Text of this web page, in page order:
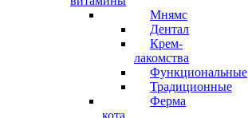
Мнямс
Дентал
Крем-
лакомства
Функциональные
Традиционные
Ферма
кота